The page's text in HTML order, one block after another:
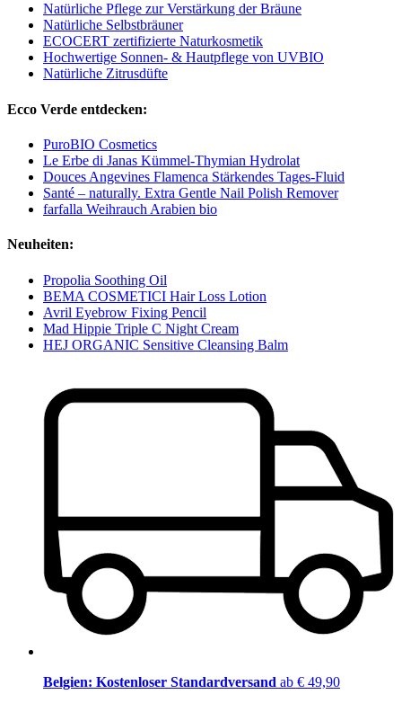
Natürliche Pflege zur Verstärkung der Bräune
Natürliche Selbstbräuner
ECOCERT zertifizierte Naturkosmetik
Hochwertige Sonnen- & Hautpflege von UVBIO
Natürliche Zitrusdüfte
Ecco Verde entdecken:
PuroBIO Cosmetics
Le Erbe di Janas Kümmel-Thymian Hydrolat
Douces Angevines Flamenca Stärkendes Tages-Fluid
Santé – naturally. Extra Gentle Nail Polish Remover
farfalla Weihrauch Arabien bio
Neuheiten:
Propolia Soothing Oil
BEMA COSMETICI Hair Loss Lotion
Avril Eyebrow Fixing Pencil
Mad Hippie Triple C Night Cream
HEJ ORGANIC Sensitive Cleansing Balm
Belgien: Kostenloser Standardversand ab € 49,90